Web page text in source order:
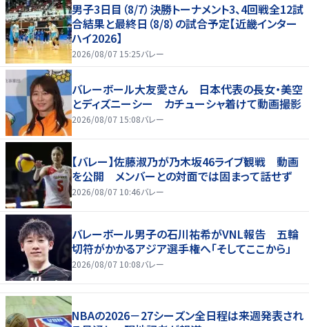
男子3日目（8/7）決勝トーナメント3、4回戦全12試
合結果と最終日（8/8）の試合予定【近畿インター
ハイ2026】
2026/08/07 15:25バレー
バレーボール大友愛さん 日本代表の長女・美空
とディズニーシー カチューシャ着けて動画撮影
2026/08/07 15:08バレー
【バレー】佐藤淑乃が乃木坂46ライブ観戦 動画
を公開 メンバーとの対面では固まって話せず
2026/08/07 10:46バレー
バレーボール男子の石川祐希がVNL報告 五輪
切符がかかるアジア選手権へ「そしてここから」
2026/08/07 10:08バレー
NBAの2026－27シーズン全日程は来週発表され